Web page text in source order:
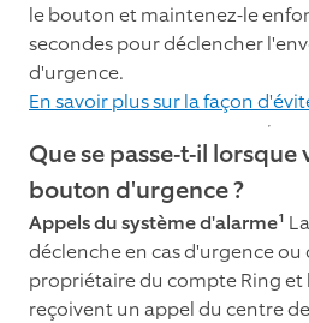
le bouton et maintenez-le
secondes pour déclencher
d'urgence.
En savoir plus sur la façon
Que se passe-t-il lorsque
bouton d'urgence ?
Appels du système d'alarme1
déclenche en cas d'urgence ou
propriétaire du compte Ring
reçoivent un appel du centre